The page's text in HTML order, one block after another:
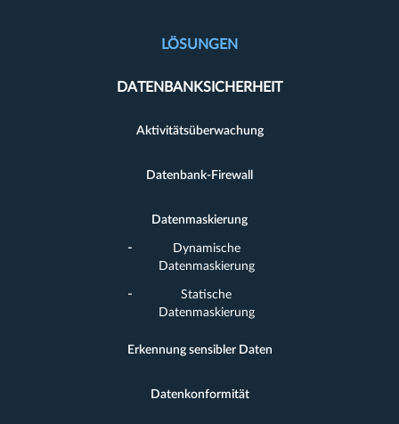
LÖSUNGEN
DATENBANKSICHERHEIT
Aktivitätsüberwachung
Datenbank-Firewall
Datenmaskierung
Dynamische
Datenmaskierung
Statische
Datenmaskierung
Erkennung sensibler Daten
Datenkonformität